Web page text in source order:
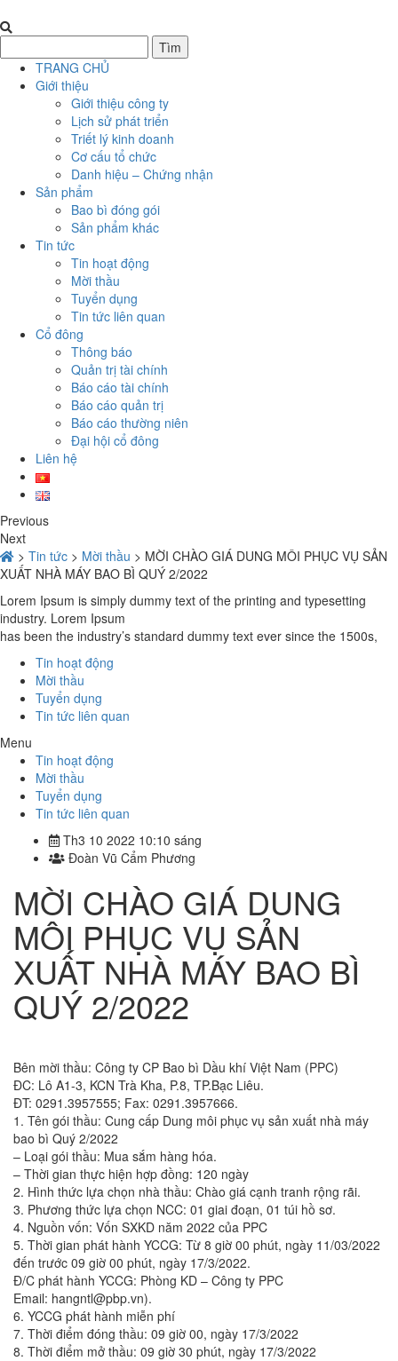
TRANG CHỦ
Giới thiệu
Giới thiệu công ty
Lịch sử phát triển
Triết lý kinh doanh
Cơ cấu tổ chức
Danh hiệu – Chứng nhận
Sản phẩm
Bao bì đóng gói
Sản phẩm khác
Tin tức
Tin hoạt động
Mời thầu
Tuyển dụng
Tin tức liên quan
Cổ đông
Thông báo
Quản trị tài chính
Báo cáo tài chính
Báo cáo quản trị
Báo cáo thường niên
Đại hội cổ đông
Liên hệ
Previous
Next
> Tin tức > Mời thầu > MỜI CHÀO GIÁ DUNG MÔI PHỤC VỤ SẢN
XUẤT NHÀ MÁY BAO BÌ QUÝ 2/2022
Lorem Ipsum is simply dummy text of the printing and typesetting
industry. Lorem Ipsum
has been the industry’s standard dummy text ever since the 1500s,
Tin hoạt động
Mời thầu
Tuyển dụng
Tin tức liên quan
Menu
Tin hoạt động
Mời thầu
Tuyển dụng
Tin tức liên quan
Th3 10 2022 10:10 sáng
Đoàn Vũ Cẩm Phương
MỜI CHÀO GIÁ DUNG
MÔI PHỤC VỤ SẢN
XUẤT NHÀ MÁY BAO BÌ
QUÝ 2/2022
Bên mời thầu: Công ty CP Bao bì Dầu khí Việt Nam (PPC)
ĐC: Lô A1-3, KCN Trà Kha, P.8, TP.Bạc Liêu.
ĐT: 0291.3957555; Fax: 0291.3957666.
1. Tên gói thầu: Cung cấp Dung môi phục vụ sản xuất nhà máy
bao bì Quý 2/2022
– Loại gói thầu: Mua sắm hàng hóa.
– Thời gian thực hiện hợp đồng: 120 ngày
2. Hình thức lựa chọn nhà thầu: Chào giá cạnh tranh rộng rãi.
3. Phương thức lựa chọn NCC: 01 giai đoạn, 01 túi hồ sơ.
4. Nguồn vốn: Vốn SXKD năm 2022 của PPC
5. Thời gian phát hành YCCG: Từ 8 giờ 00 phút, ngày 11/03/2022
đến trước 09 giờ 00 phút, ngày 17/3/2022.
Đ/C phát hành YCCG: Phòng KD – Công ty PPC
Email: hangntl@pbp.vn).
6. YCCG phát hành miễn phí
7. Thời điểm đóng thầu: 09 giờ 00, ngày 17/3/2022
8. Thời điểm mở thầu: 09 giờ 30 phút, ngày 17/3/2022